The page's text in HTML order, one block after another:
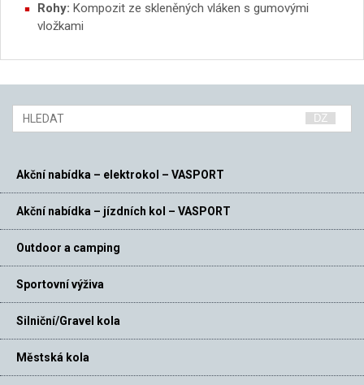
Rohy: Kompozit ze skleněných vláken s gumovými
vložkami
Akční nabídka – elektrokol – VASPORT
Akční nabídka – jízdních kol – VASPORT
Outdoor a camping
Sportovní výživa
Silniční/Gravel kola
Městská kola